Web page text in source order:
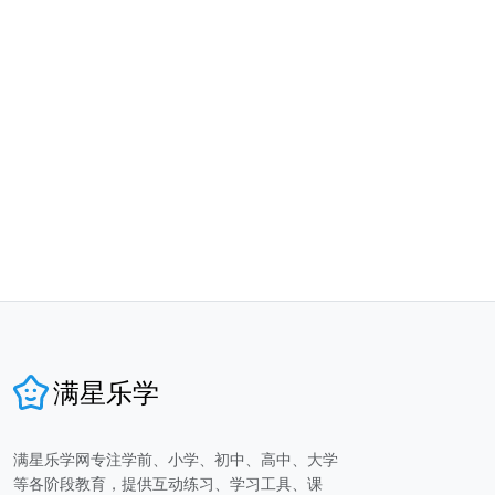
满星乐学
满星乐学网专注学前、小学、初中、高中、大学
等各阶段教育，提供互动练习、学习工具、课